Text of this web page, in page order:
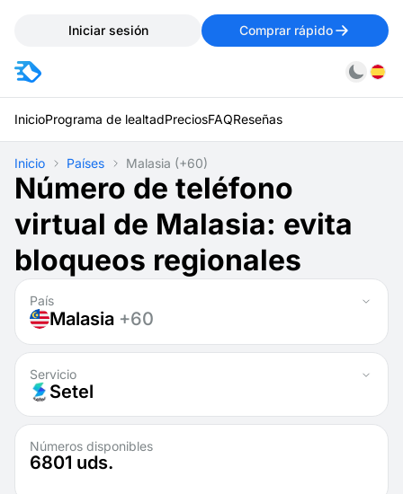
Iniciar sesión Comprar rápido
InicioPrograma de lealtadPreciosFAQReseñas
Inicio Países Malasia (+60)
Número de teléfono
virtual de Malasia: evita
bloqueos regionales
País
Malasia +60
Servicio
Setel
Números disponibles
6801 uds.